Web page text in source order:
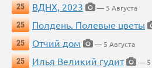
25 ВДНХ, 2023
— 5 Августа
25
Полдень. Полевые цветы
25
Отчий дом
— 5 Августа
25
Илья Великий гудит
— 5